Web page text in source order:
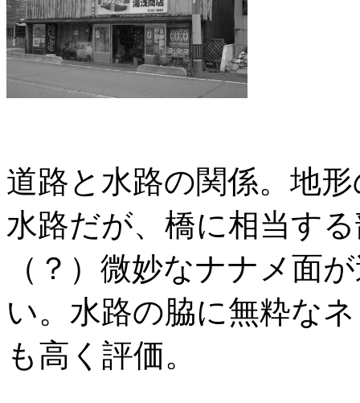
道路と水路の関係。地
水路だが、橋に相当す
（？）微妙なナナメ面
い。水路の脇に無粋な
も高く評価。